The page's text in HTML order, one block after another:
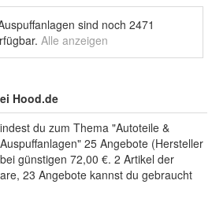
sind noch 2471
Alle anzeigen
Hood.de
du zum Thema "Autoteile &
25 Angebote (Hersteller
günstigen 72,00 €. 2 Artikel der
23 Angebote kannst du gebraucht